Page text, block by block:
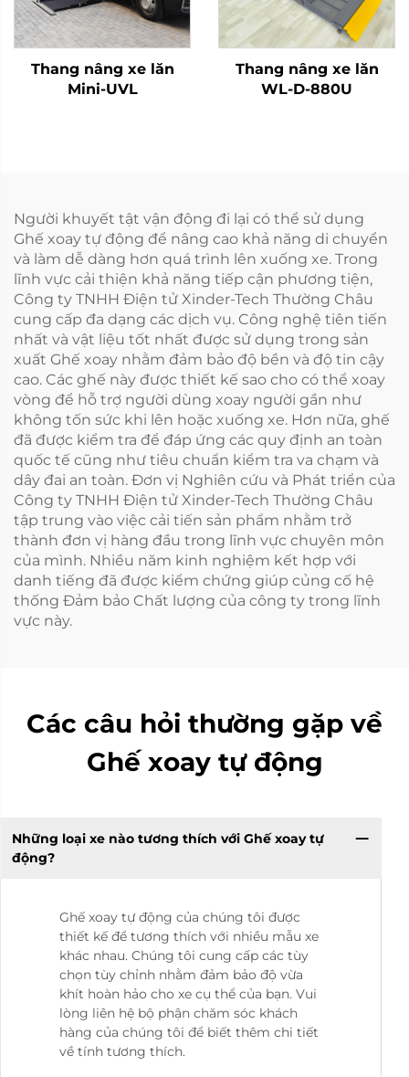
Thang nâng xe lăn
Mini-UVL
Thang nâng xe lăn
WL-D-880U
Người khuyết tật vận động đi lại có thể sử dụng
Ghế xoay tự động để nâng cao khả năng di chuyển
và làm dễ dàng hơn quá trình lên xuống xe. Trong
lĩnh vực cải thiện khả năng tiếp cận phương tiện,
Công ty TNHH Điện tử Xinder-Tech Thường Châu
cung cấp đa dạng các dịch vụ. Công nghệ tiên tiến
nhất và vật liệu tốt nhất được sử dụng trong sản
xuất Ghế xoay nhằm đảm bảo độ bền và độ tin cậy
cao. Các ghế này được thiết kế sao cho có thể xoay
vòng để hỗ trợ người dùng xoay người gần như
không tốn sức khi lên hoặc xuống xe. Hơn nữa, ghế
đã được kiểm tra để đáp ứng các quy định an toàn
quốc tế cũng như tiêu chuẩn kiểm tra va chạm và
dây đai an toàn. Đơn vị Nghiên cứu và Phát triển của
Công ty TNHH Điện tử Xinder-Tech Thường Châu
tập trung vào việc cải tiến sản phẩm nhằm trở
thành đơn vị hàng đầu trong lĩnh vực chuyên môn
của mình. Nhiều năm kinh nghiệm kết hợp với
danh tiếng đã được kiểm chứng giúp củng cố hệ
thống Đảm bảo Chất lượng của công ty trong lĩnh
vực này.
Các câu hỏi thường gặp về
Ghế xoay tự động
Những loại xe nào tương thích với Ghế xoay tự
động?
Ghế xoay tự động của chúng tôi được
thiết kế để tương thích với nhiều mẫu xe
khác nhau. Chúng tôi cung cấp các tùy
chọn tùy chỉnh nhằm đảm bảo độ vừa
khít hoàn hảo cho xe cụ thể của bạn. Vui
lòng liên hệ bộ phận chăm sóc khách
hàng của chúng tôi để biết thêm chi tiết
về tính tương thích.